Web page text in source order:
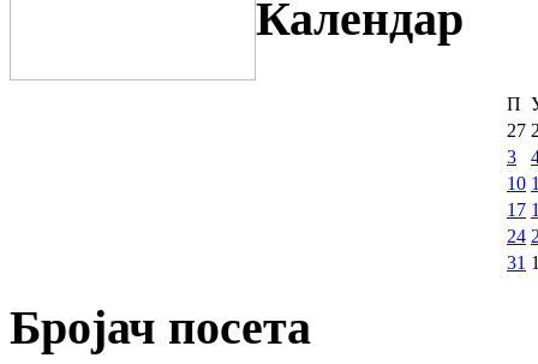
Календар
П
27
3
10
17
24
31
Бројач посета